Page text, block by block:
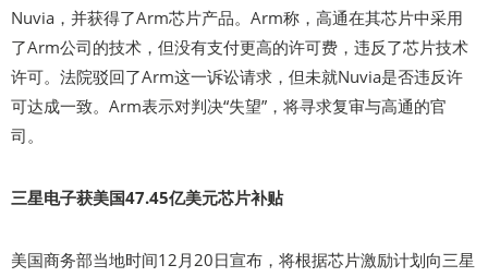
Nuvia，并获得了Arm芯片产品。Arm称，高通在其芯片中采用
了Arm公司的技术，但没有支付更高的许可费，违反了芯片技术
许可。法院驳回了Arm这一诉讼请求，但未就Nuvia是否违反许
可达成一致。Arm表示对判决“失望”，将寻求复审与高通的官
司。
三星电子获美国47.45亿美元芯片补贴
美国商务部当地时间12月20日宣布，将根据芯片激励计划向三星